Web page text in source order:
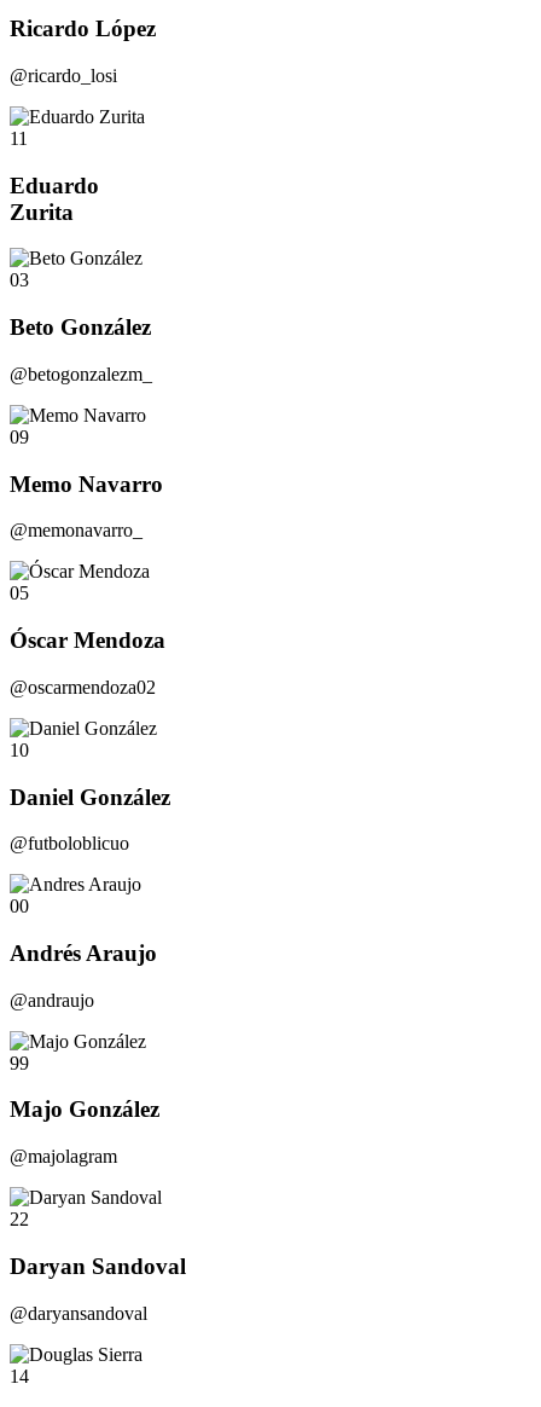
Ricardo López
@ricardo_losi
11
Eduardo
Zurita
03
Beto González
@betogonzalezm_
09
Memo Navarro
@memonavarro_
05
Óscar Mendoza
@oscarmendoza02
10
Daniel González
@futboloblicuo
00
Andrés Araujo
@andraujo
99
Majo González
@majolagram
22
Daryan Sandoval
@daryansandoval
14